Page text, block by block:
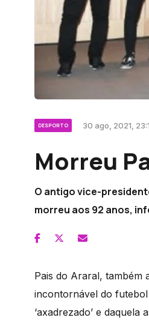
DESPORTO 30 ago, 2021,
Morreu
O antigo vice-
morreu aos 92 anos,
Pais do Araral, também
incontornável do
‘axadrezado’ e